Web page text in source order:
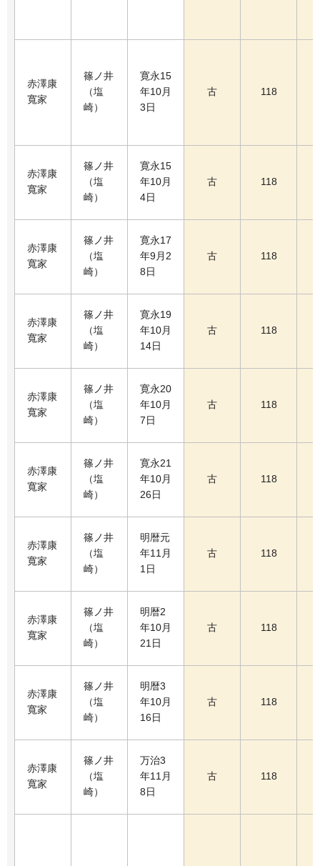
赤澤康
寬家
篠ノ井
（塩
崎）
寛永15
年10月
3日
古 118
赤澤康
寬家
篠ノ井
（塩
崎）
寛永15
年10月
4日
古 118
赤澤康
寬家
篠ノ井
（塩
崎）
寛永17
年9月2
8日
古 118
赤澤康
寬家
篠ノ井
（塩
崎）
寛永19
年10月
14日
古 118
赤澤康
寬家
篠ノ井
（塩
崎）
寛永20
年10月
7日
古 118
赤澤康
寬家
篠ノ井
（塩
崎）
寛永21
年10月
26日
古 118
赤澤康
寬家
篠ノ井
（塩
崎）
明暦元
年11月
1日
古 118
赤澤康
寬家
篠ノ井
（塩
崎）
明暦2
年10月
21日
古 118
赤澤康
寬家
篠ノ井
（塩
崎）
明暦3
年10月
16日
古 118
赤澤康
寬家
篠ノ井
（塩
崎）
万治3
年11月
8日
古 118